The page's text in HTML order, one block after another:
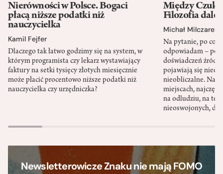
Nierówności w Polsce. Bogaci
płacą niższe podatki niż
nauczycielka
Kamil Fejfer
Dlaczego tak łatwo godzimy się na system, w
którym programista czy lekarz wystawiający
faktury na setki tysięcy złotych miesięcznie
może płacić procentowo niższe podatki niż
nauczycielka czy urzędniczka?
Między
Filozofia
Michał Milczarek
Na pytanie, po co
odpowiadam – po
doświadczeń
pojawiają się
nieobliczalne.
miejscach,
na odludziu, na
nieoswojonych,
Newsletterowicze Znaku nie mają FOMO